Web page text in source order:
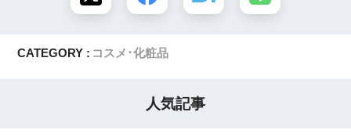
CATEGORY : コスメ･化粧品
人気記事